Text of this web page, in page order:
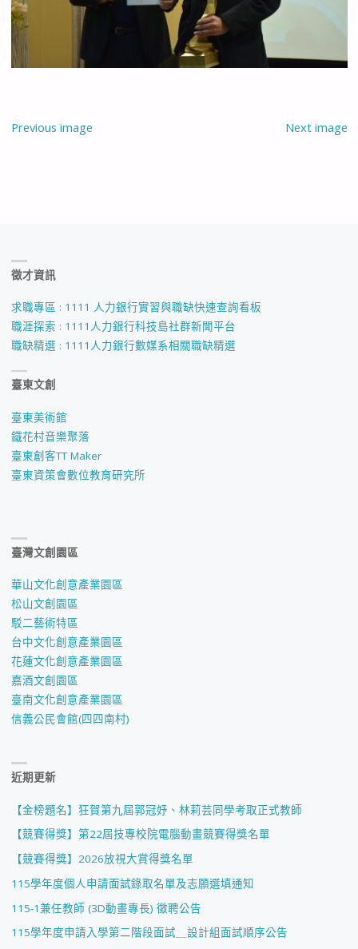
Previous image Next image
徵才資訊
求職專區 : 1111 人力銀行實習與職缺快速查詢看板
職涯探索 : 1111人力銀行科技島社群新聞平台
職缺精選 : 1111人力銀行數媒系相關職缺精選
臺東文創
臺東美術館
鐵花村音樂聚落
臺東創客TT Maker
臺東資策會數位教育研究所
臺灣文創園區
華山文化創意產業園區
松山文創園區
駁二藝術特區
台中文化創意產業園區
花蓮文化創意產業園區
嘉酒文創園區
臺南文化創意產業園區
信義公民會館(四四南村)
近期更新
【金榜題名】狂賀第九屆郭冠妤、林莉芸同學考取正式教師
【競賽得獎】第22屆技專校院電腦動畫競賽得獎名單
【競賽得獎】2026放視大賞得獎名單
115學年度個人申請面試錄取名單及志願選填通知
115-1兼任教師 (3D動畫專長) 徵聘公告
115學年度申請入學第二階段面試＿設計組面試順序公告